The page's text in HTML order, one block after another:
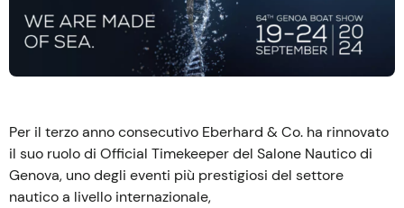
Per il terzo anno consecutivo Eberhard & Co. ha rinnovato
il suo ruolo di Official Timekeeper del Salone Nautico di
Genova, uno degli eventi più prestigiosi del settore
nautico a livello internazionale,